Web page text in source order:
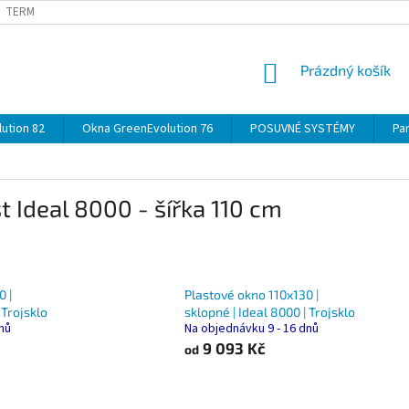
TERMÍNY
NÁKUPNÍ
Prázdný košík
82 Okna GreenEvolution 76 POSUVNÉ SYSTÉMY
8000 - šířka 110 cm
|
Plastové okno 110x130 |
sklopné | Ideal 8000 | Trojsklo
Na objednávku 9 - 16 dnů
od9 093 Kč